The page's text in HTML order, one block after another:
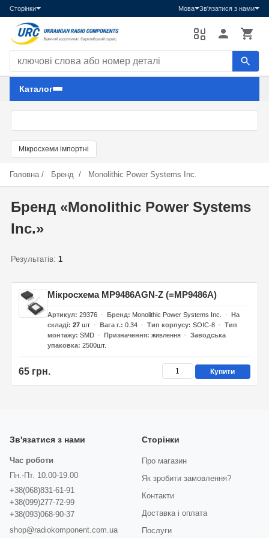
Сторінки Мова Зв'язатися з нами
Пошук компонентів
Каталог
Мікросхеми імпортні
Головна / Бренд / Monolithic Power Systems Inc.
Бренд «Monolithic Power Systems
Inc.»
Результатів: 1
Мікросхема MP9486AGN-Z (=MP9486A)
Артикул 29376 Бренд Monolithic Power Systems Inc.
На
складі 27шт Вага г. 0.34 Тип корпусу SOIC-8
Тип
монтажу SMD Призначення живлення
Заводська
упаковка 2500шт.
65 грн. Купити
Зв'язатися з нами
Час роботи
Пн.-Пт. 10.00-19.00
+38(068)831-61-91
+38(099)277-72-99
+38(093)068-90-37
shop@radiokomponent.com.ua
Сторінки
Про магазин
Як зробити замовлення?
Контакти
Доставка і оплата
Послуги